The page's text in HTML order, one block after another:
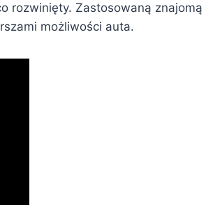
rozwinięty. Zastosowaną
możliwości auta.